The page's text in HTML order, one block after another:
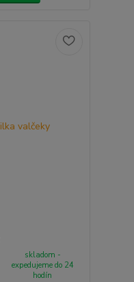
skladom -
expedujeme do 24
hodín